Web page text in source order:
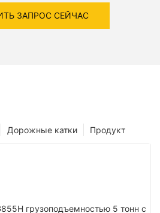
ЗАПРОС СЕЙЧАС
Продукт
Дорожные катки